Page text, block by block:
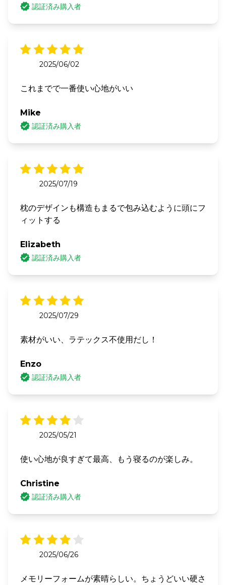
認証済み購入者
2025/06/02
これまでで一番使い心地がいい
Mike
認証済み購入者
2025/07/19
枕のデザインも構造もまるで包み込むように頭にフ
ィットする
Elizabeth
認証済み購入者
2025/07/29
素材がいい、ラテックス不使用だし！
Enzo
認証済み購入者
2025/05/21
使い心地が良すぎて最高、もう寝るのが楽しみ。
Christine
認証済み購入者
2025/06/26
メモリーフォームが素晴らしい。ちょうどいい硬さ